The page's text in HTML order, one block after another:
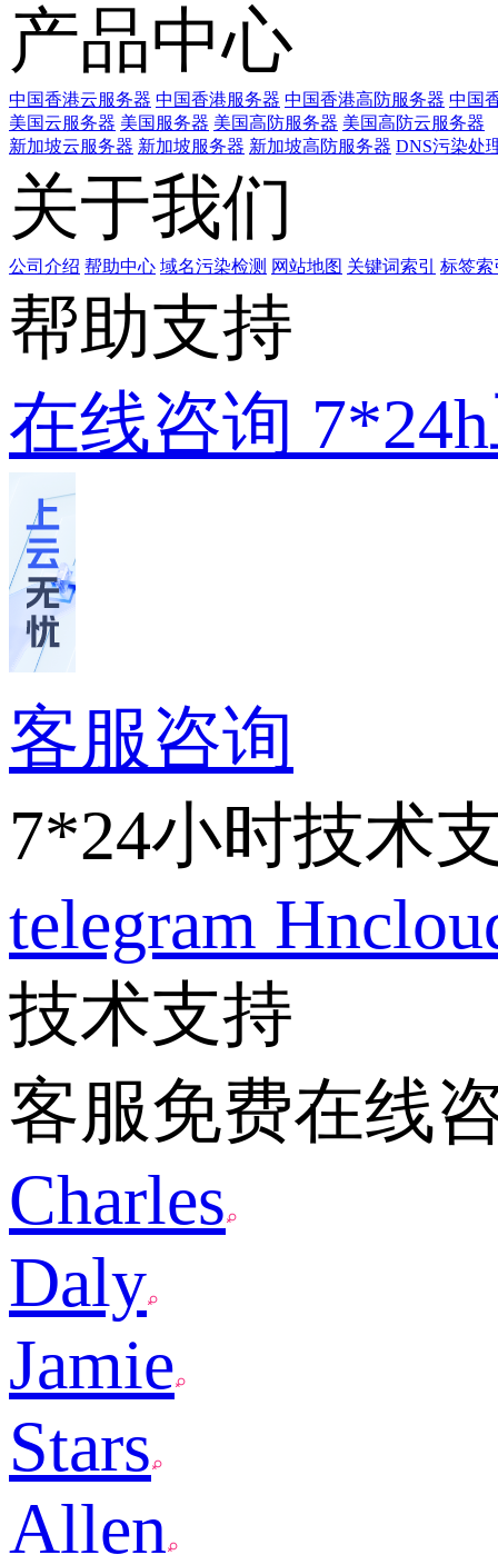
产品中心
中国香港云服务器 中国香港服务器 中国香港高防服务器 中国
美国云服务器 美国服务器 美国高防服务器 美国高防云服务器
新加坡云服务器 新加坡服务器 新加坡高防服务器 DNS污染处
关于我们
公司介绍 帮助中心 域名污染检测 网站地图 关键词索引 标签索
帮助支持
在线咨询
客服咨询
7*24小时技术
telegram
技术支持
客服免费在线
Charles
Daly
Jamie
Stars
Allen